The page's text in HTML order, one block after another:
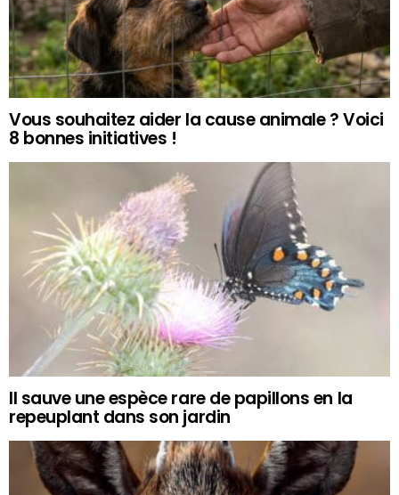
Vous souhaitez aider la cause animale ? Voici
8 bonnes initiatives !
Il sauve une espèce rare de papillons en la
repeuplant dans son jardin